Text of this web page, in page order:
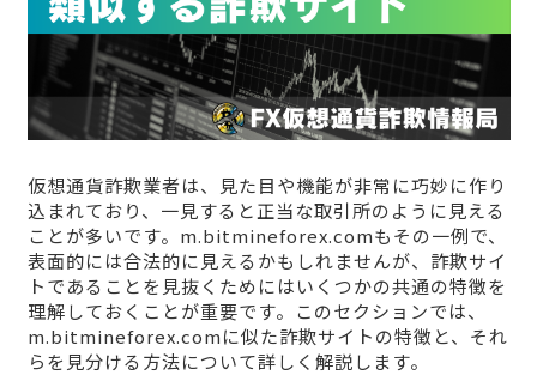
仮想通貨詐欺業者は、見た目や機能が非常に巧妙に作り
込まれており、一見すると正当な取引所のように見える
ことが多いです。m.bitmineforex.comもその一例で、
表面的には合法的に見えるかもしれませんが、詐欺サイ
トであることを見抜くためにはいくつかの共通の特徴を
理解しておくことが重要です。このセクションでは、
m.bitmineforex.comに似た詐欺サイトの特徴と、それ
らを見分ける方法について詳しく解説します。